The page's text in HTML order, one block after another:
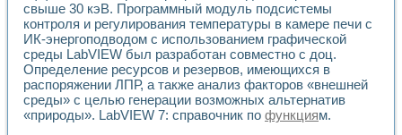
Метод траекторий в исследовании
Промышленная автоматизация
Автоматизация технологических процессов получения
Использование систем технического зрения для контроля
Исследование электромагнитных переходных процессов
Применение LabVIEW при разработке обучающих
Разработка виртуальных тренажеров путем
свыше 30 кэВ. Программный модуль подсистемы
контроля и регулирования температуры в камере печи с
ИК-энергоподводом с использованием графической
среды LabVIEW был разработан совместно с доц.
Определение ресурсов и резервов, имеющихся в
распоряжении ЛПР, а также анализ факторов «внешней
среды» с целью генерации возможных альтернатив
«природы». LabVIEW 7: справочник по функциям.